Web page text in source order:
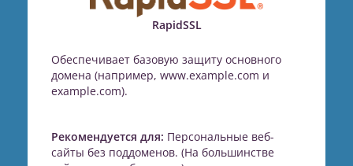
RapidSSL
Обеспечивает базовую защиту основного
домена (например, www.example.com и
example.com).
Рекомендуется для: Персональные веб-
сайты без поддоменов. (На большинстве